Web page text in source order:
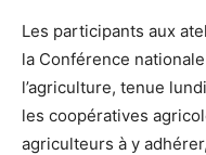
Les participants aux
la Conférence
l’agriculture, tenue
les coopératives
agriculteurs à y